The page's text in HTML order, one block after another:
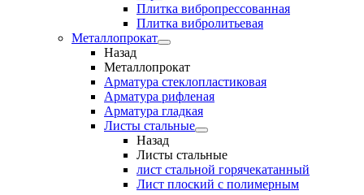
Плитка вибропрессованная
Плитка вибролитьевая
Металлопрокат
Назад
Металлопрокат
Арматура стеклопластиковая
Арматура рифленая
Арматура гладкая
Листы стальные
Назад
Листы стальные
лист стальной горячекатанный
Лист плоский с полимерным